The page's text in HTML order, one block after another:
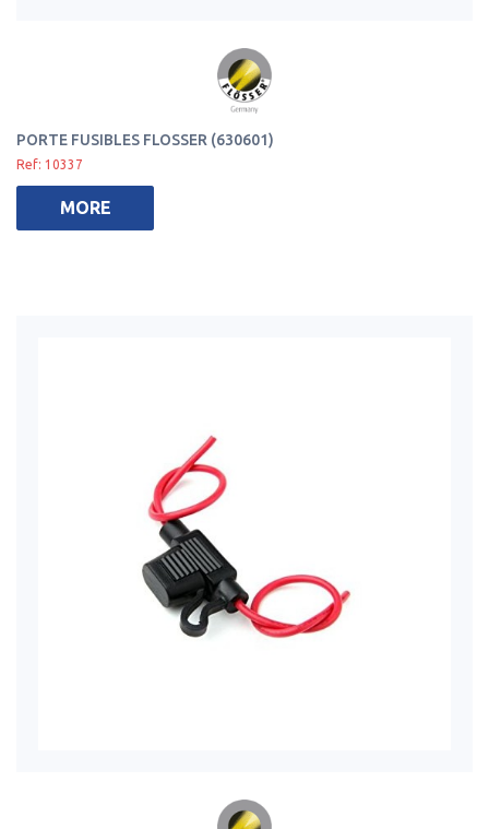
PORTE FUSIBLES FLOSSER (630601)
Ref: 10337
MORE